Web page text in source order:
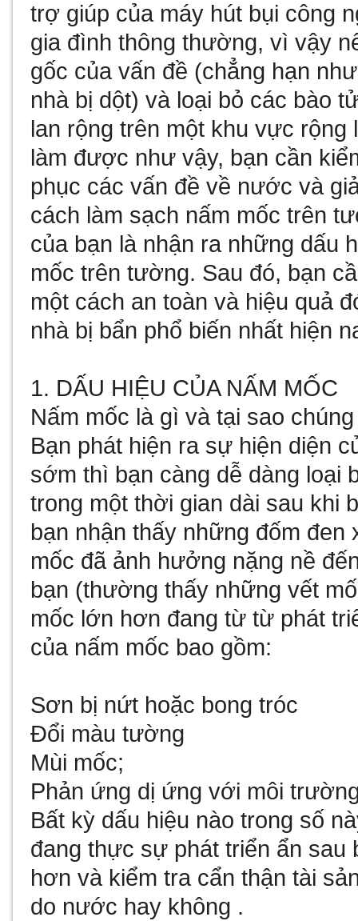
trợ giúp của máy hút bụi công
gia đình thông thường, vì vậy
gốc của vấn đề (chẳng hạn
nhà bị dột) và loại bỏ các bào
lan rộng trên một khu vực
làm được như vậy, bạn cần
phục các vấn đề về nước và
cách làm sạch nấm mốc trên
của bạn là nhận ra những dấu
mốc trên tường. Sau đó, bạn
một cách an toàn và hiệu quả
nhà bị bẩn phổ biến nhất hiện
1. DẤU HIỆU CỦA NẤM MỐC
Nấm mốc là gì và tại sao
Bạn phát hiện ra sự hiện diện
sớm thì bạn càng dễ dàng loại
trong một thời gian dài sau khi
bạn nhận thấy những đốm
mốc đã ảnh hưởng nặng nề
bạn (thường thấy những vết
mốc lớn hơn đang từ từ phát
của nấm mốc bao gồm:
Sơn bị nứt hoặc bong tróc
Đổi màu tường
Mùi mốc;
Phản ứng dị ứng với môi
Bất kỳ dấu hiệu nào trong số
đang thực sự phát triển ẩn
hơn và kiểm tra cẩn thận tài
do nước hay không .